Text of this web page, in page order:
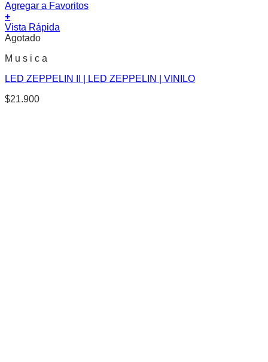
Agregar a Favoritos
+
Vista Rápida
Agotado
M u s i c a
LED ZEPPELIN II | LED ZEPPELIN | VINILO
$21.900